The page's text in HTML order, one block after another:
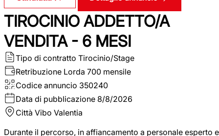
TIROCINIO ADDETTO/A
VENDITA - 6 MESI
Tipo di contratto Tirocinio/Stage
Retribuzione Lorda 700 mensile
Codice annuncio 350240
Data di pubblicazione 8/8/2026
Città Vibo Valentia
Durante il percorso, in affiancamento a personale esperto e